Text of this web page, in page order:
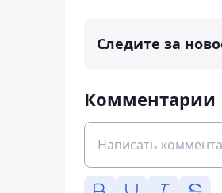
Следите за
Комментарии